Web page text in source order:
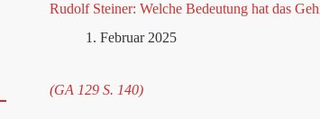
Rudolf Steiner: Welche Bedeutung hat das
1. Februar 2025
(GA 129 S. 140)